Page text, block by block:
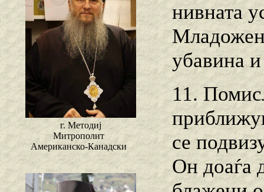
г. Методиј
Митрополит
Американско-Канадски
нивната
убавина
11.
се
Он доаѓа